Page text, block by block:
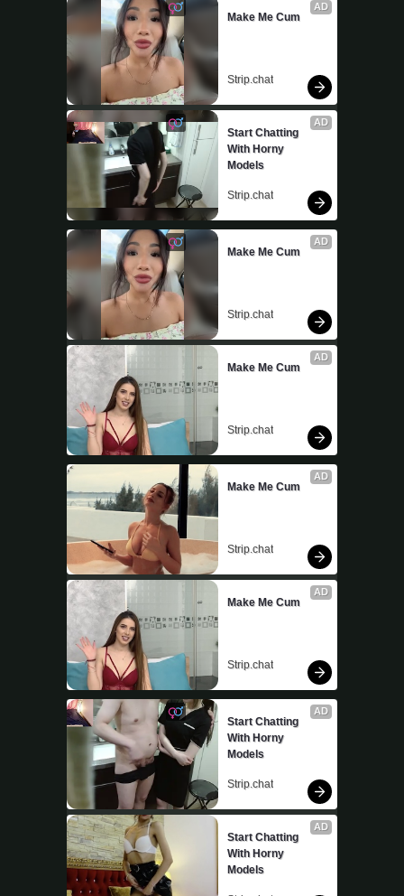
AD
Make Me Cum
Strip.chat
AD
Start Chatting
With Horny
Models
Strip.chat
AD
Make Me Cum
Strip.chat
AD
Make Me Cum
Strip.chat
AD
Make Me Cum
Strip.chat
AD
Make Me Cum
Strip.chat
AD
Start Chatting
With Horny
Models
Strip.chat
AD
Start Chatting
With Horny
Models